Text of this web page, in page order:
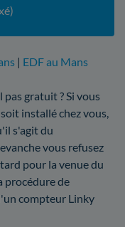
| EDF au Mans
gratuit ? Si vous
installé chez vous,
s'agit du
vous refusez
pour la venue du
procédure de
compteur Linky